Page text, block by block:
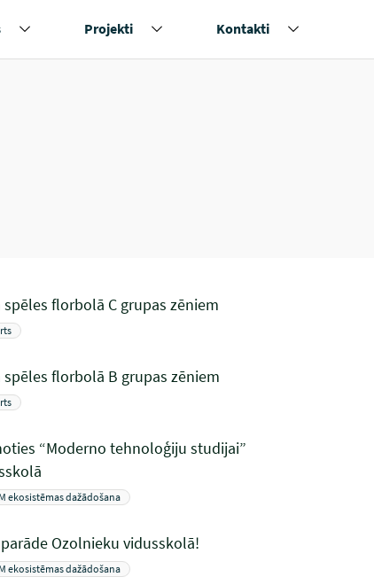
Projekti Kontakti
florbolā C grupas zēniem
florbolā B grupas zēniem
“Moderno tehnoloģiju studijai”
ekosistēmas dažādošana
Ozolnieku vidusskolā!
ekosistēmas dažādošana